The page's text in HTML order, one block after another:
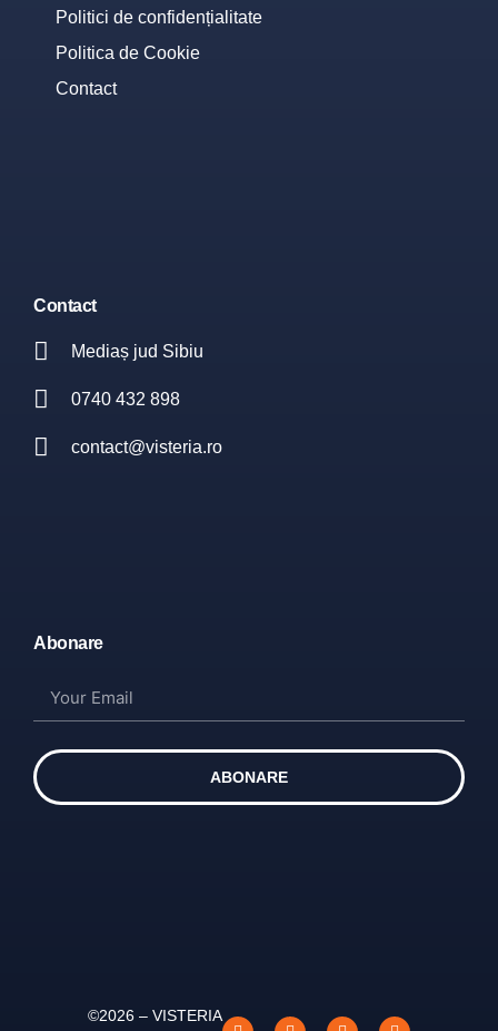
Politici de confidențialitate
Politica de Cookie
Contact
Contact
Mediaș jud Sibiu
0740 432 898
contact@visteria.ro
Abonare
ABONARE
©2026 – VISTERIA